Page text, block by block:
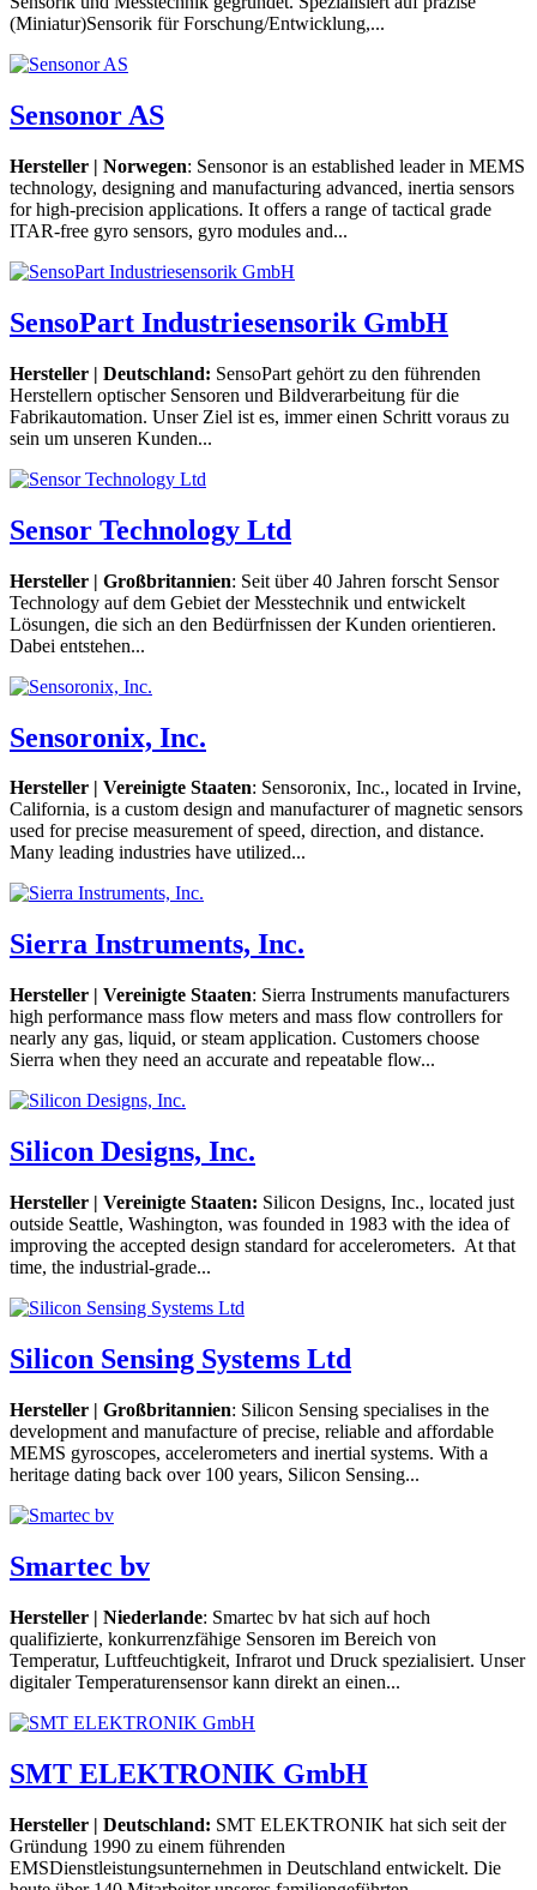
(Miniatur)Sensorik für Forschung/Entwicklung,...
Sensonor AS
Hersteller | Norwegen: Sensonor is an established leader in MEMS
technology, designing and manufacturing advanced, inertia sensors
for high-precision applications. It offers a range of tactical grade
ITAR-free gyro sensors, gyro modules and...
SensoPart Industriesensorik GmbH
Hersteller | Deutschland: SensoPart gehört zu den führenden
Herstellern optischer Sensoren und Bildverarbeitung für die
Fabrikautomation. Unser Ziel ist es, immer einen Schritt voraus zu
sein um unseren Kunden...
Sensor Technology Ltd
Hersteller | Großbritannien: Seit über 40 Jahren forscht Sensor
Technology auf dem Gebiet der Messtechnik und entwickelt
Lösungen, die sich an den Bedürfnissen der Kunden orientieren.
Dabei entstehen...
Sensoronix, Inc.
Hersteller | Vereinigte Staaten: Sensoronix, Inc., located in Irvine,
California, is a custom design and manufacturer of magnetic sensors
used for precise measurement of speed, direction, and distance.
Many leading industries have utilized...
Sierra Instruments, Inc.
Hersteller | Vereinigte Staaten: Sierra Instruments manufacturers
high performance mass flow meters and mass flow controllers for
nearly any gas, liquid, or steam application. Customers choose
Sierra when they need an accurate and repeatable flow...
Silicon Designs, Inc.
Hersteller | Vereinigte Staaten: Silicon Designs, Inc., located just
outside Seattle, Washington, was founded in 1983 with the idea of
improving the accepted design standard for accelerometers. At that
time, the industrial-grade...
Silicon Sensing Systems Ltd
Hersteller | Großbritannien: Silicon Sensing specialises in the
development and manufacture of precise, reliable and affordable
MEMS gyroscopes, accelerometers and inertial systems. With a
heritage dating back over 100 years, Silicon Sensing...
Smartec bv
Hersteller | Niederlande: Smartec bv hat sich auf hoch
qualifizierte, konkurrenzfähige Sensoren im Bereich von
Temperatur, Luftfeuchtigkeit, Infrarot und Druck spezialisiert. Unser
digitaler Temperaturensensor kann direkt an einen...
SMT ELEKTRONIK GmbH
Hersteller | Deutschland: SMT ELEKTRONIK hat sich seit der
Gründung 1990 zu einem führenden
EMSDienstleistungsunternehmen in Deutschland entwickelt. Die